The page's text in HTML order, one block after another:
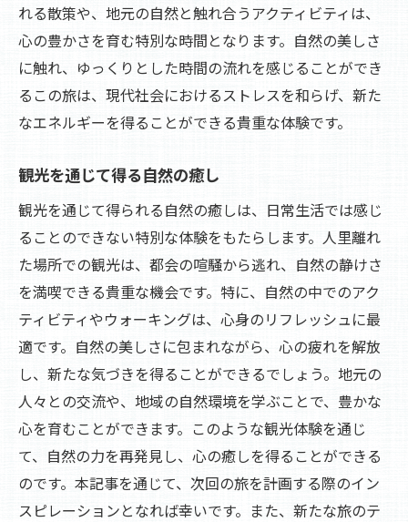
れる散策や、地元の自然と触れ合うアクティビティは、
心の豊かさを育む特別な時間となります。自然の美しさ
に触れ、ゆっくりとした時間の流れを感じることができ
るこの旅は、現代社会におけるストレスを和らげ、新た
なエネルギーを得ることができる貴重な体験です。
観光を通じて得る自然の癒し
観光を通じて得られる自然の癒しは、日常生活では感じ
ることのできない特別な体験をもたらします。人里離れ
た場所での観光は、都会の喧騒から逃れ、自然の静けさ
を満喫できる貴重な機会です。特に、自然の中でのアク
ティビティやウォーキングは、心身のリフレッシュに最
適です。自然の美しさに包まれながら、心の疲れを解放
し、新たな気づきを得ることができるでしょう。地元の
人々との交流や、地域の自然環境を学ぶことで、豊かな
心を育むことができます。このような観光体験を通じ
て、自然の力を再発見し、心の癒しを得ることができる
のです。本記事を通じて、次回の旅を計画する際のイン
スピレーションとなれば幸いです。また、新たな旅のテ